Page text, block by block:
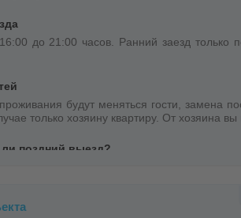
до 21:00 часов. Ранний заезд только
будут меняться гости, замена
только хозяину квартиру. От хозяина
поздний выезд?